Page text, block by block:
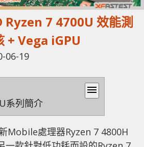
Ryzen 7 4700U 效能測
+ Vega iGPU
06-19
menu
系列簡介
Mobile處理器Ryzen 7 4800H